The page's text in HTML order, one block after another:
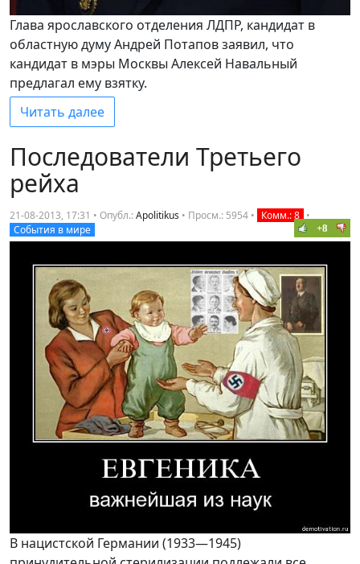
Глава ярославского отделения ЛДПР, кандидат в
областную думу Андрей Потапов заявил, что
кандидат в мэры Москвы Алексей Навальный
предлагал ему взятку.
Читать далее
Последователи Третьего
рейха
21-08-2013, 17:31 • Опубл.:Apolitikus • Просм.: 5954 • Комм.: 8 •
События в мире
+8
В нацистской Германии (1933—1945)